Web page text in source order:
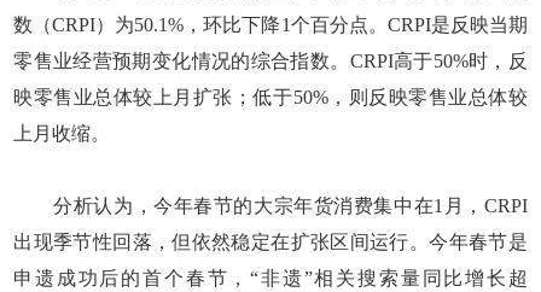
数（CRPI）为50.1%，环比下降1个百分点。CRPI是反映当期
零售业经营预期变化情况的综合指数。CRPI高于50%时，反
映零售业总体较上月扩张；低于50%，则反映零售业总体较
上月收缩。
分析认为，今年春节的大宗年货消费集中在1月，CRPI
出现季节性回落，但依然稳定在扩张区间运行。今年春节是
申遗成功后的首个春节，“非遗”相关搜索量同比增长超